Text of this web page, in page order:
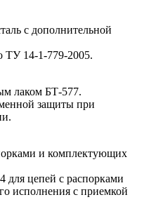
с дополнительной
ТУ 14-1-779-2005.
лаком БТ-577.
защиты при
и комплектующих
для цепей с распорками
исполнения с приемкой